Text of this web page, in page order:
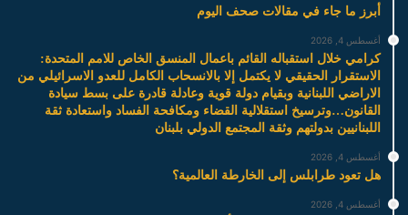
أبرز ما جاء في مقالات صحف اليوم
أغسطس 4, 2026
كرامي خلال استقباله القائم باعمال المنسق الخاص للامم المتحدة:
الاستقرار الحقيقي لا يكتمل إلا بالانسحاب الكامل للعدو الاسرائيلي من
الاراضي اللبنانية وبقيام دولة قوية وعادلة قادرة على بسط سيادة
القانون…وترسيخ استقلالية القضاء ومكافحة الفساد واستعادة ثقة
اللبنانيين بدولتهم وثقة المجتمع الدولي بلبنان
أغسطس 4, 2026
هل تعود طرابلس إلى الخارطة العالمية؟
أغسطس 4, 2026